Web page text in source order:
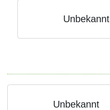
Unbekannt
Unbekannt